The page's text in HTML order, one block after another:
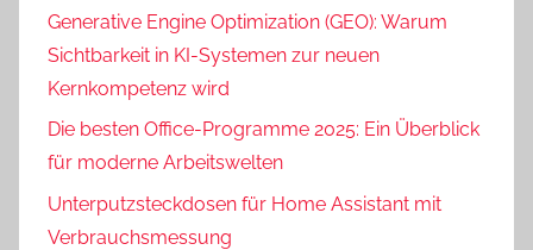
Generative Engine Optimization (GEO): Warum
Sichtbarkeit in KI-Systemen zur neuen
Kernkompetenz wird
Die besten Office-Programme 2025: Ein Überblick
für moderne Arbeitswelten
Unterputzsteckdosen für Home Assistant mit
Verbrauchsmessung